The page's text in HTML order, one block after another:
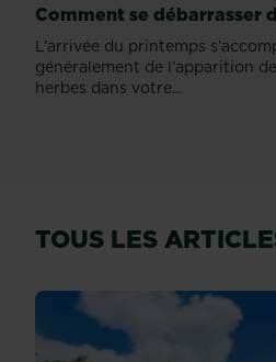
Comment se débarrasser
L’arrivée du printemps
généralement de l’apparition
herbes dans votre...
TOUS LES